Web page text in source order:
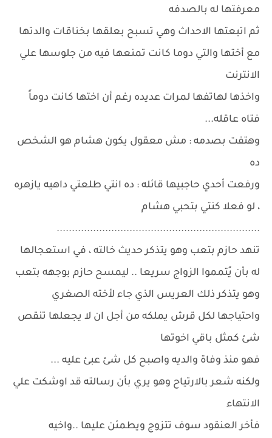
معرفتها له بالصدفه
ثم اتبعتها الاحداث وهي تسبح بعلقها بخناقات والدتها
مع أختها والتي دوما كانت تمنعها فيه من جلوسها علي
الانترنت
واخذها لهاتفها لمرات عديده رغم أن اختها كانت دوماً
فتاه عاقله...
وهتفت بصدمه : مش معقول يكون هشام هو الشخص
ده
ورفعت أحدي حاجبيها قائله : ده انتي طلعتي داهيه يازهره
، لو فعلا كنتي بتحبي هشام
...................................................................
تنهد حازم بتعب وهو يتذكر حديث خالته ، في استعجالها
له بأن يُتمموا الزواج سريعا .. ليمسح حازم بوجهه بتعب
وهو يتذكر ذلك العريس الذي جاء لأخته الصغري
واحتياجها لكل قرش يملكه من أجل ان لا يجعلها تنقص
شئ كمثل باقي اخوتها
فهو منذ وفاة والديه واصبح كل شئ عبئ عليه ...
ولكنه شعر بالارتياح وهو يري بأن رسالته قد اوشكت علي
الانتهاء
فأخر العنقود سوف تتزوج ويطمئن عليها ..واخيه